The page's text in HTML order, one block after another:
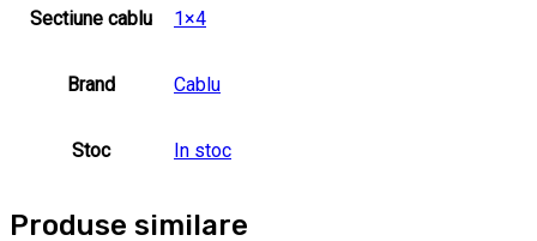
Sectiune cablu 1×4
Brand Cablu
Stoc In stoc
Produse similare